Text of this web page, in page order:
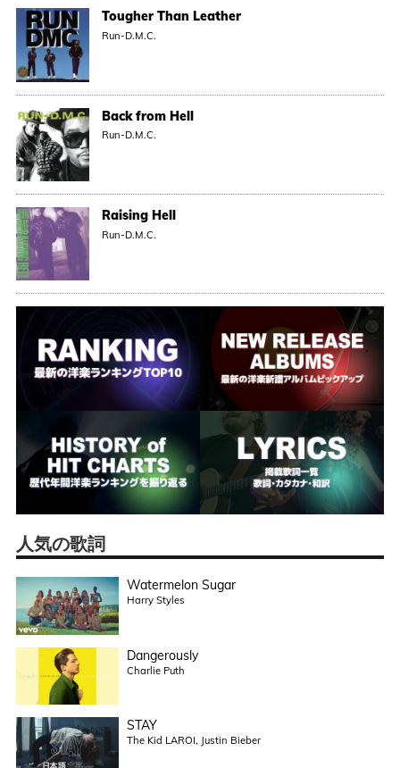
Tougher Than Leather
Run-D.M.C.
Back from Hell
Run-D.M.C.
Raising Hell
Run-D.M.C.
人気の歌詞
Watermelon Sugar
Harry Styles
Dangerously
Charlie Puth
STAY
The Kid LAROI, Justin Bieber